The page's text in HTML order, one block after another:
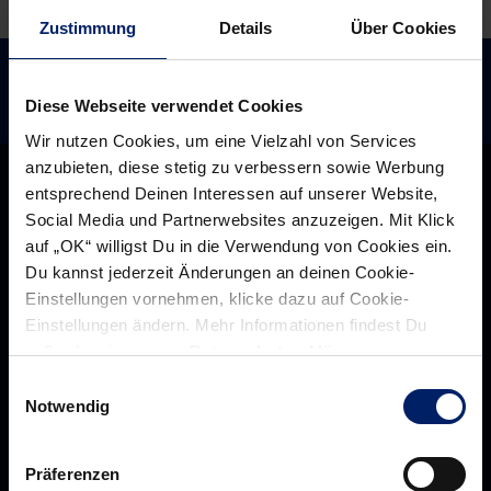
Zustimmung Details Über Cookies
Diese Webseite verwendet Cookies
Wir nutzen Cookies, um eine Vielzahl von Services
anzubieten, diese stetig zu verbessern sowie Werbung
entsprechend Deinen Interessen auf unserer Website,
Social Media und Partnerwebsites anzuzeigen. Mit Klick
auf „OK“ willigst Du in die Verwendung von Cookies ein.
Du kannst jederzeit Änderungen an deinen Cookie-
Einstellungen vornehmen, klicke dazu auf Cookie-
Einstellungen ändern. Mehr Informationen findest Du
außerdem in unsererDatenschutzerklärung.
Notwendig
Präferenzen
die